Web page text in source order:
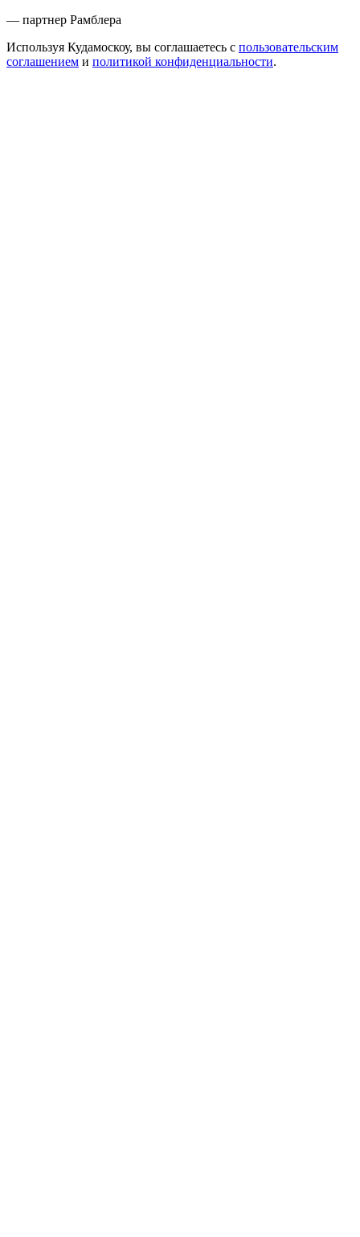
— партнер Рамблера
Используя Кудамоскоу, вы соглашаетесь с пользовательским
соглашением и политикой конфиденциальности.